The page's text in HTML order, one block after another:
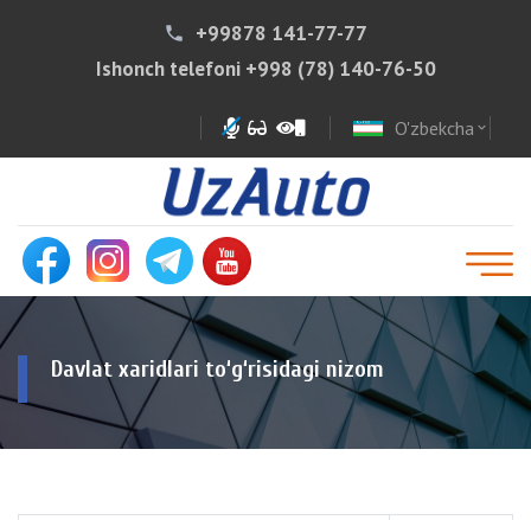
phone
+99878 141-77-77
Ishonch telefoni +998 (78) 140-76-50
O'zbekcha expand_more
Davlat xaridlari to‘g‘risidagi nizom